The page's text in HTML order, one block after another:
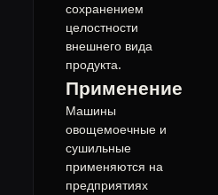
сохранением
целостности
внешнего вида
продукта.
Применение
Машины
овощемоечные и
сушильные
применяются на
предприятиях